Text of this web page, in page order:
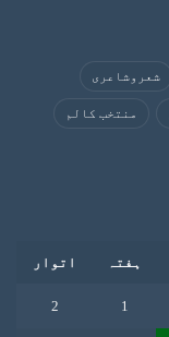
شعروشاعری
منتخب کالم
ہفتہ اتوار
1
2